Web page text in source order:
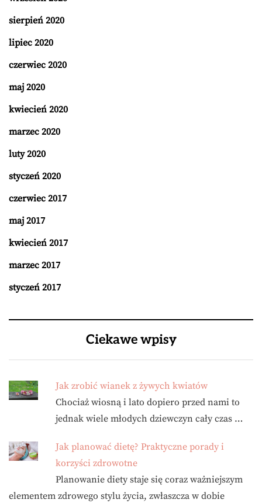
sierpień 2020
lipiec 2020
czerwiec 2020
maj 2020
kwiecień 2020
marzec 2020
luty 2020
styczeń 2020
czerwiec 2017
maj 2017
kwiecień 2017
marzec 2017
styczeń 2017
Ciekawe wpisy
Jak zrobić wianek z żywych kwiatów
Chociaż wiosną i lato dopiero przed nami to
jednak wiele młodych dziewczyn cały czas …
Jak planować dietę? Praktyczne porady i
korzyści zdrowotne
Planowanie diety staje się coraz ważniejszym
elementem zdrowego stylu życia, zwłaszcza w dobie